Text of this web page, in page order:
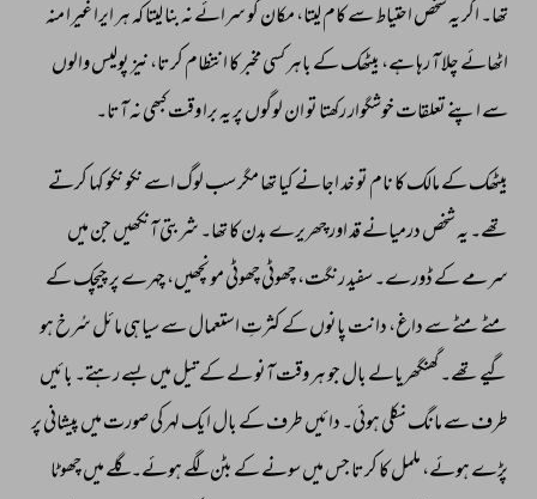
تھا۔ اگر یہ شخص احتیاط سے کام لیتا، مکان کو سرائے نہ بنا لیتا کہ ہر ایرا غیرا منہ
اٹھائے چلا آ رہا ہے، بیٹھک کے باہر کسی مخبر کا انتظام کرتا، نیز پولیس والوں
سے اپنے تعلقات خوشگوار رکھتا تو ان لوگوں پر یہ برا وقت کبھی نہ آتا۔
بیٹھک کے مالک کا نام تو خد اجانے کیا تھا مگر سب لوگ اسے نکو نکو کہا کرتے
تھے۔ یہ شخص درمیانے قد اور چھریرے بدن کا تھا۔ شربتی آنکھیں جن میں
سرمے کے ڈورے۔ سفید رنگت، چھوٹی چھوٹی مونچھیں، چہرے پر چیچک کے
مٹے مٹے سے داغ، دانت پانوں کے کثرتِ استعمال سے سیاہی مائل سُرخ ہو
گیے تھے۔ گھنگھریالے بال جو ہر وقت آنو لے کے تیل میں بسے رہتے۔ بائیں
طرف سے مانگ نکلی ہوئی۔ دائیں طرف کے بال ایک لہر کی صورت میں پیشانی پر
پڑے ہوئے، ململ کا کرتا جس میں سونے کے بٹن لگے ہوئے۔ گلے میں چھوٹا